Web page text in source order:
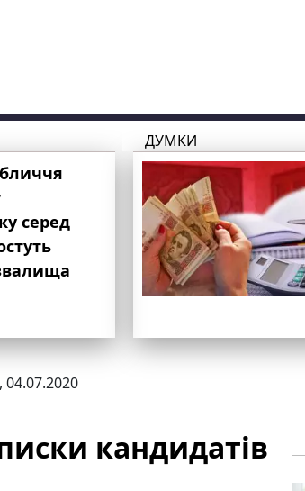
серед
ДУМКИ
04.07.2020
кандидатів